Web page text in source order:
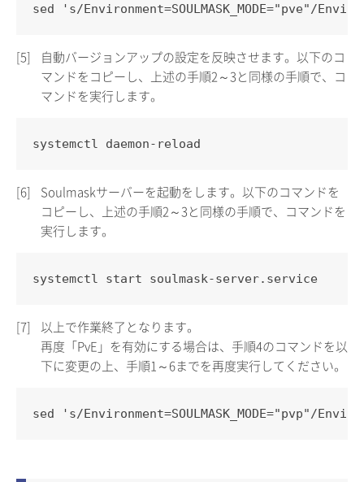
sed 's/Environment=SOULMASK_MODE="pve"/
[5]
自動バージョンアップの設定を反映させます。以下のコ
マンドをコピーし、上述の手順2～3と同様の手順で、コ
マンドを実行します。
systemctl daemon-reload
[6]
Soulmaskサーバーを起動をします。以下のコマンドを
コピーし、上述の手順2～3と同様の手順で、コマンドを
実行します。
systemctl start soulmask-server.service
[7]
以上で作業終了となります。
再度「PvE」を有効にする場合は、手順4のコマンドを以
下に変更の上、手順1～6までを再度実行してください。
sed 's/Environment=SOULMASK_MODE="pvp"/